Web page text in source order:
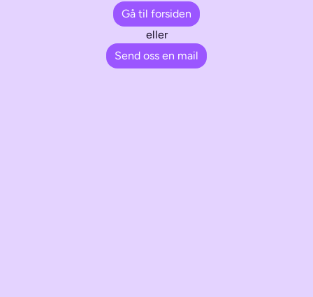
Gå til forsiden
eller
Send oss en mail